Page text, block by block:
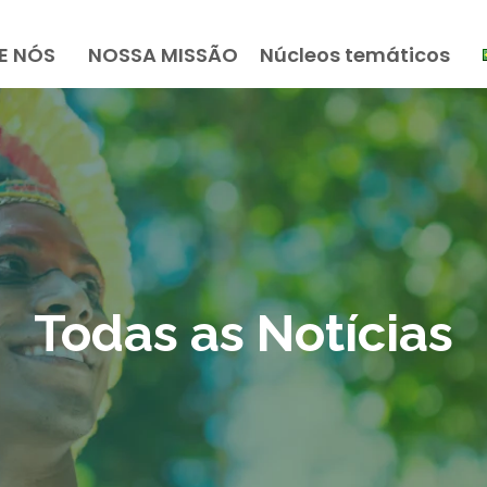
NÓS NOSSA MISSÃO Núcleos temáticos
Todas as Notícias